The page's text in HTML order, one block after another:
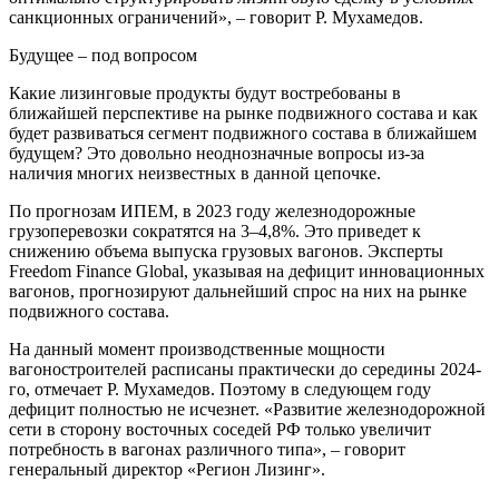
санкционных ограничений», – говорит Р. Мухамедов.
Будущее – под вопросом
Какие лизинговые продукты будут востребованы в
ближайшей перспективе на рынке подвижного состава и как
будет развиваться сегмент подвижного состава в ближайшем
будущем? Это довольно неоднозначные вопросы из-за
наличия многих неизвестных в данной цепочке.
По прогнозам ИПЕМ, в 2023 году железнодорожные
грузоперевозки сократятся на 3–4,8%. Это приведет к
снижению объема выпуска грузовых вагонов. Эксперты
Freedom Finance Global, указывая на дефицит инновационных
вагонов, прогнозируют дальнейший спрос на них на рынке
подвижного состава.
На данный момент производственные мощности
вагоностроителей расписаны практически до середины 2024-
го, отмечает Р. Мухамедов. Поэтому в следующем году
дефицит полностью не исчезнет. «Развитие железнодорожной
сети в сторону восточных соседей РФ только увеличит
потребность в вагонах различного типа», – говорит
генеральный директор «Регион Лизинг».